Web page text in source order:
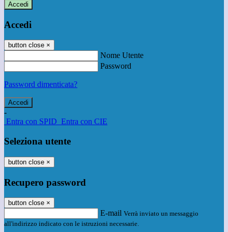
Accedi
Accedi
button close ×
Nome Utente
Password
Password dimenticata?
-
Entra con SPID Entra con CIE
Seleziona utente
button close ×
Recupero password
button close ×
E-mail Verrà inviato un messaggio
all'indirizzo indicato con le istruzioni necessarie.